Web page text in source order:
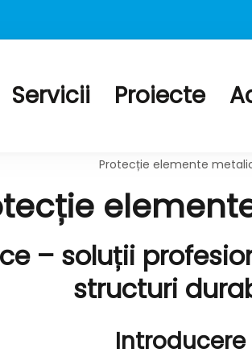
la foc tubulaturi de
antifoc, Mortar si Torcret rezistent la
Servicii Proiecte
Protecție elemente
– soluții
structuri
Introducere